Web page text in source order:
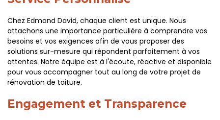
Chez Edmond David, chaque client est unique. Nous
attachons une importance particulière à comprendre vos
besoins et vos exigences afin de vous proposer des
solutions sur-mesure qui répondent parfaitement à vos
attentes. Notre équipe est à l'écoute, réactive et disponible
pour vous accompagner tout au long de votre projet de
rénovation de toiture.
Engagement et Transparence